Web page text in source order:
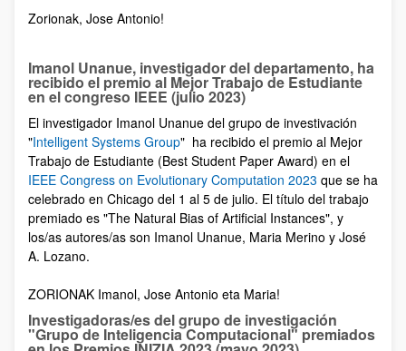
Zorionak, Jose Antonio!
Imanol Unanue, investigador del departamento, ha
recibido el premio al Mejor Trabajo de Estudiante
en el congreso IEEE (julio 2023)
El investigador Imanol Unanue del grupo de investivación
"Intelligent Systems Group" ha recibido el premio al Mejor
Trabajo de Estudiante (Best Student Paper Award) en el
IEEE Congress on Evolutionary Computation 2023 que se ha
celebrado en Chicago del 1 al 5 de julio. El título del trabajo
premiado es "The Natural Bias of Artificial Instances", y
los/as autores/as son Imanol Unanue, Maria Merino y José
A. Lozano.
ZORIONAK Imanol, Jose Antonio eta Maria!
Investigadoras/es del grupo de investigación
"Grupo de Inteligencia Computacional" premiados